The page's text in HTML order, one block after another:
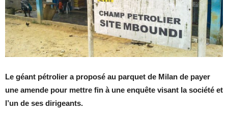
Le géant pétrolier a proposé au parquet de Milan de payer
une amende pour mettre fin à une enquête visant la société et
l’un de ses dirigeants.